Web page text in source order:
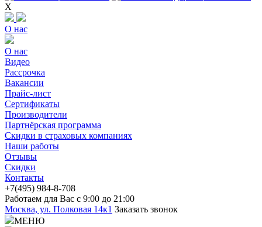
X
О нас
О нас
Видео
Рассрочка
Вакансии
Прайс-лист
Сертификаты
Производители
Партнёрская программа
Скидки в страховых компаниях
Наши работы
Отзывы
Скидки
Контакты
+7(495) 984-8-708
Работаем для Вас с 9:00 до 21:00
Москва, ул. Полковая 14к1 Заказать звонок
МЕНЮ